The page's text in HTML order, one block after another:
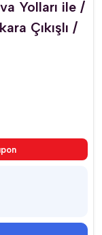
Yolları ile /
Çıkışlı /